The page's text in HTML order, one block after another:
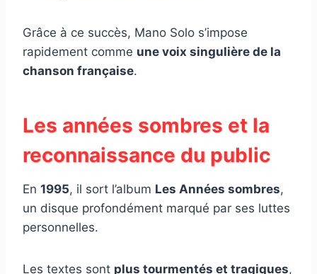
Grâce à ce succès, Mano Solo s’impose
rapidement comme une voix singulière de la
chanson française.
Les années sombres et la
reconnaissance du public
En 1995, il sort l’album Les Années sombres,
un disque profondément marqué par ses luttes
personnelles.
Les textes sont plus tourmentés et tragiques,